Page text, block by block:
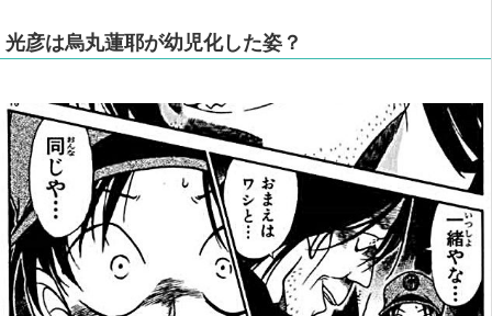
光彦は烏丸蓮耶が幼児化した姿？